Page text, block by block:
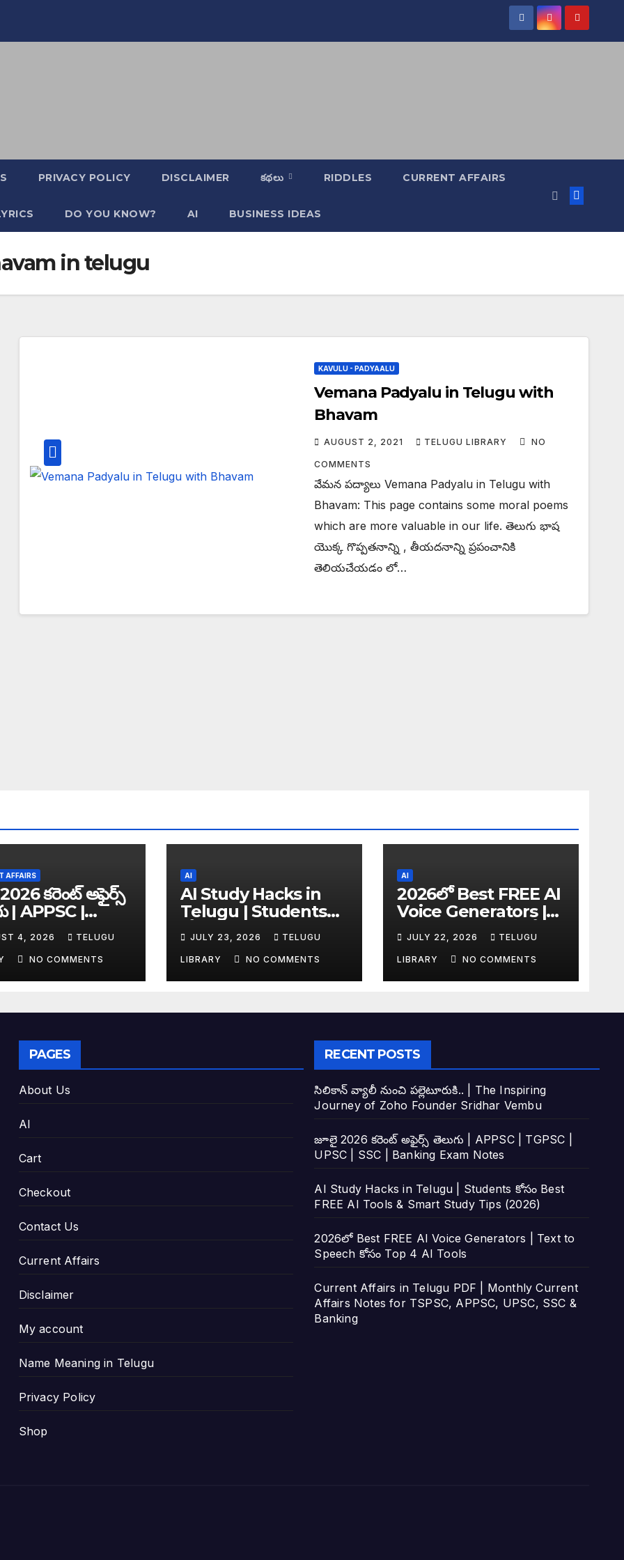
PRIVACY POLICY DISCLAIMER కథలు RIDDLES CURRENT AFFAIRS
DO YOU KNOW? AI BUSINESS IDEAS
in telugu
KAVULU - PADYAALU
Vemana Padyalu in Telugu with
Bhavam
AUGUST 2, 2021 TELUGU LIBRARY NO
COMMENTS
వేమన పద్యాలు Vemana Padyalu in Telugu with
Bhavam: This page contains some moral poems
which are more valuable in our life. తెలుగు భాష
యొక్క గొప్పతనాన్ని , తీయదనాన్ని ప్రపంచానికి
తెలియచేయడం లో…
AFFAIRS
కరెంట్ అఫైర్స్
| APPSC |
| UPSC | SSC |
Exam
4, 2026 TELUGU
NO COMMENTS
AI
AI Study Hacks in
Telugu | Students
కోసం Best FREE AI
Tools & Smart Study
Tips (2026)
JULY 23, 2026 TELUGU
LIBRARY NO COMMENTS
AI
2026లో Best FREE AI
Voice Generators |
Text to Speech కోసం
Top 4 AI Tools
JULY 22, 2026 TELUGU
LIBRARY NO COMMENTS
PAGES
About Us
AI
Cart
Checkout
Contact Us
Current Affairs
Disclaimer
My account
Name Meaning in Telugu
Privacy Policy
Shop
RECENT POSTS
సిలికాన్ వ్యాలీ నుంచి పల్లెటూరుకి.. | The Inspiring
Journey of Zoho Founder Sridhar Vembu
జూలై 2026 కరెంట్ అఫైర్స్ తెలుగు | APPSC | TGPSC |
UPSC | SSC | Banking Exam Notes
AI Study Hacks in Telugu | Students కోసం Best
FREE AI Tools & Smart Study Tips (2026)
2026లో Best FREE AI Voice Generators | Text to
Speech కోసం Top 4 AI Tools
Current Affairs in Telugu PDF | Monthly Current
Affairs Notes for TSPSC, APPSC, UPSC, SSC &
Banking